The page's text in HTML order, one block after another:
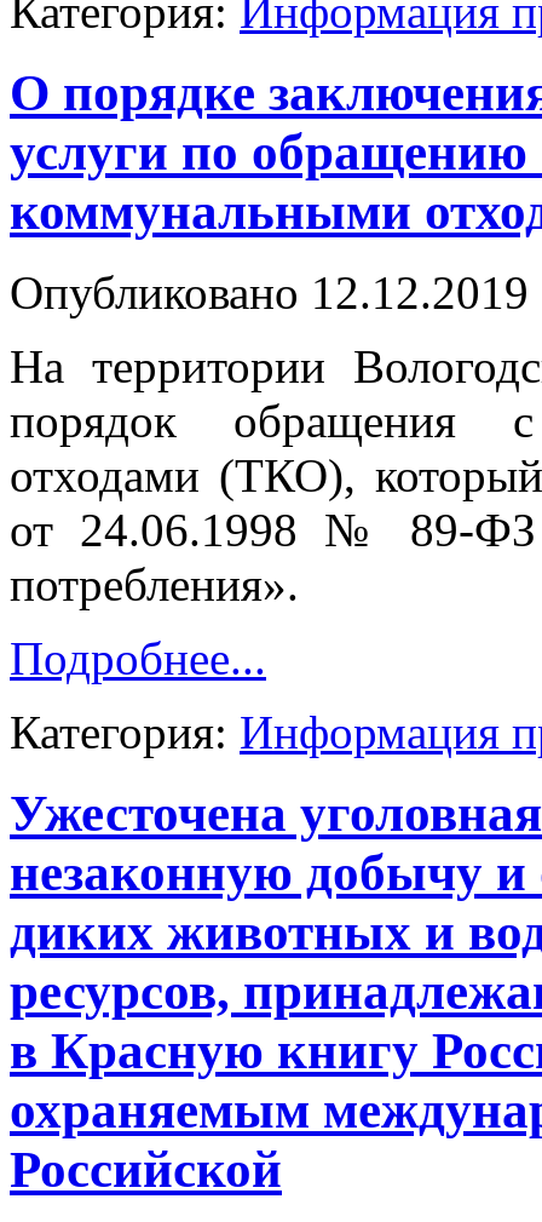
Категория: Информация
О порядке
услуги по
коммунальными
Опубликовано
На территории
порядок обращения
отходами (ТКО),
от 24.06.1998 № 89-ФЗ
потребления».
Подробнее...
Категория: Информация
Ужесточена
незаконную добычу и
диких животных и
ресурсов,
в Красную книгу
охраняемым
Российской